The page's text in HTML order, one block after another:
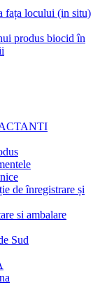
fața locului (in situ)
produs biocid în
de înregistrare și
si ambalare
Sud